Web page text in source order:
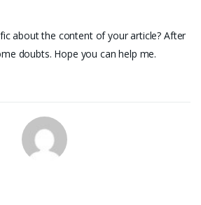
about the content of your article? After
doubts. Hope you can help me.